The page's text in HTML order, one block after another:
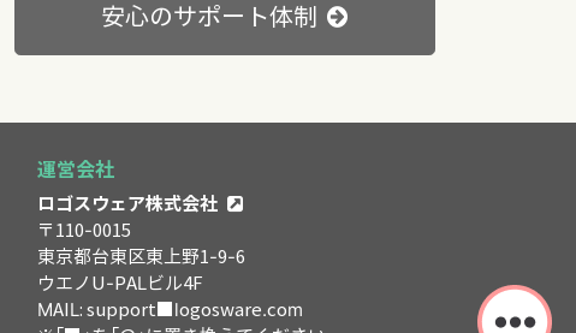
安心のサポート体制
運営会社
ロゴスウェア株式会社
〒110-0015
東京都台東区東上野1-9-6
ウエノU-PALビル4F
MAIL: support■logosware.com